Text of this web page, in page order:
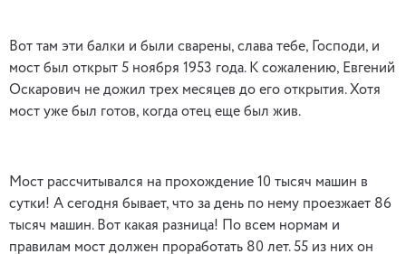
Вот там эти балки и были сварены, слава тебе, Господи, и
мост был открыт 5 ноября 1953 года. К сожалению, Евгений
Оскарович не дожил трех месяцев до его открытия. Хотя
мост уже был готов, когда отец еще был жив.
Мост рассчитывался на прохождение 10 тысяч машин в
сутки! А сегодня бывает, что за день по нему проезжает 86
тысяч машин. Вот какая разница! По всем нормам и
правилам мост должен проработать 80 лет. 55 из них он